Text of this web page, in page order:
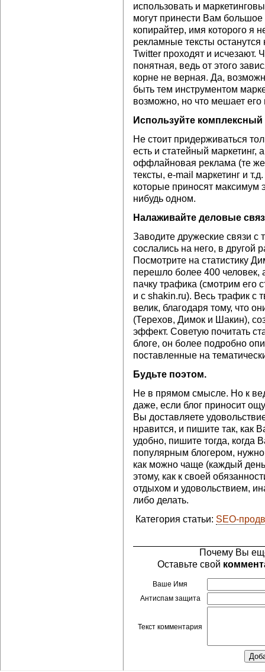
использовать и
могут принести Вам
копирайтер, имя которого я
рекламные тексты останутся
Twitter проходят и исчезают.
понятная, ведь от этого
корне не верная. Да,
быть тем инструментом
возможно, но что мешает его
Используйте комплексный
Не стоит придерживаться
есть и статейный маркетинг,
оффлайновая реклама (те
тексты, e-mail маркетинг и
которые приносят максимум
нибудь одном.
Налаживайте деловые
Заводите дружеские связи
сослались на него, в другой
Посмотрите на статистику
перешло более 400 человек,
пачку трафика (смотрим его
и с shakin.ru). Весь трафик с
велик, благодаря тому, что
(Терехов, Димок и Шакин),
эффект. Советую почитать
блоге, он более подробно
поставленные на
Будьте поэтом.
Не в прямом смысле. Но к
даже, если блог приносит
Вы доставляете
нравится, и пишите так, как
удобно, пишите тогда, когда
популярным блогером,
как можно чаще (каждый
этому, как к своей
отдыхом и удовольствием,
либо делать.
Категория статьи: SEO-
Почему Вы
Оставьте свой
Ваше Имя
Антиспам защита
Текст комментария